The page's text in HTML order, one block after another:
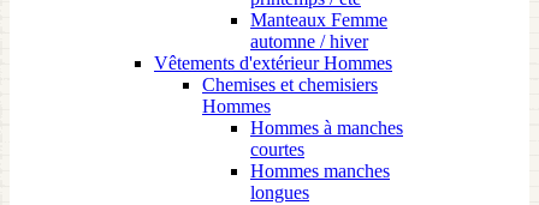
Manteaux Femme
automne / hiver
Vêtements d'extérieur Hommes
Chemises et chemisiers
Hommes
Hommes à manches
courtes
Hommes manches
longues